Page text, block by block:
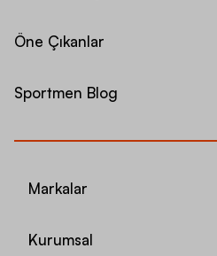
Öne Çıkanlar
Sportmen Blog
Markalar
Kurumsal